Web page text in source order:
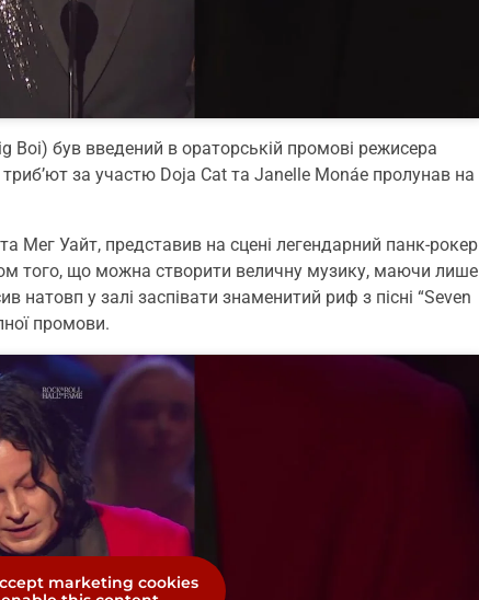
Boi) був введений в ораторській промові режисера
за участю Doja Cat та Janelle Monáe пролунав на
Мег Уайт, представив на сцені легендарний панк-рокер
того, що можна створити величну музику, маючи лише
натовп у залі заспівати знаменитий риф з пісні “Seven
промови.
marketing cookies